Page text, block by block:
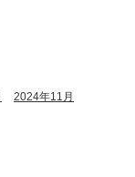
2024年11月